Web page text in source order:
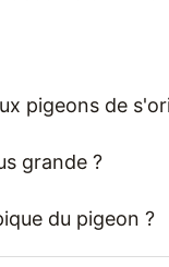
pigeons de
grande ?
du pigeon ?